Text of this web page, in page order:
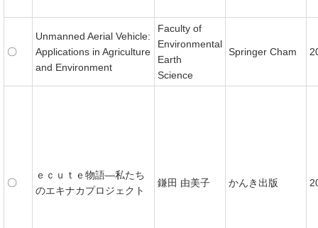
〇
Unmanned Aerial Vehicle:
Applications in Agriculture
and Environment
Faculty of
Environmental
Earth
Science
Springer Cham
〇
ｅｃｕｔｅ物語―私たち
のエキナカプロジェクト
鎌田 由美子 かんき出版